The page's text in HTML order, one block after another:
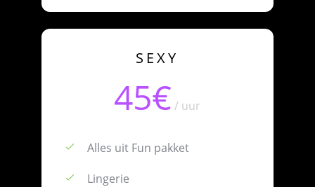
SEXY
45€ / uur
Alles uit Fun pakket
Lingerie